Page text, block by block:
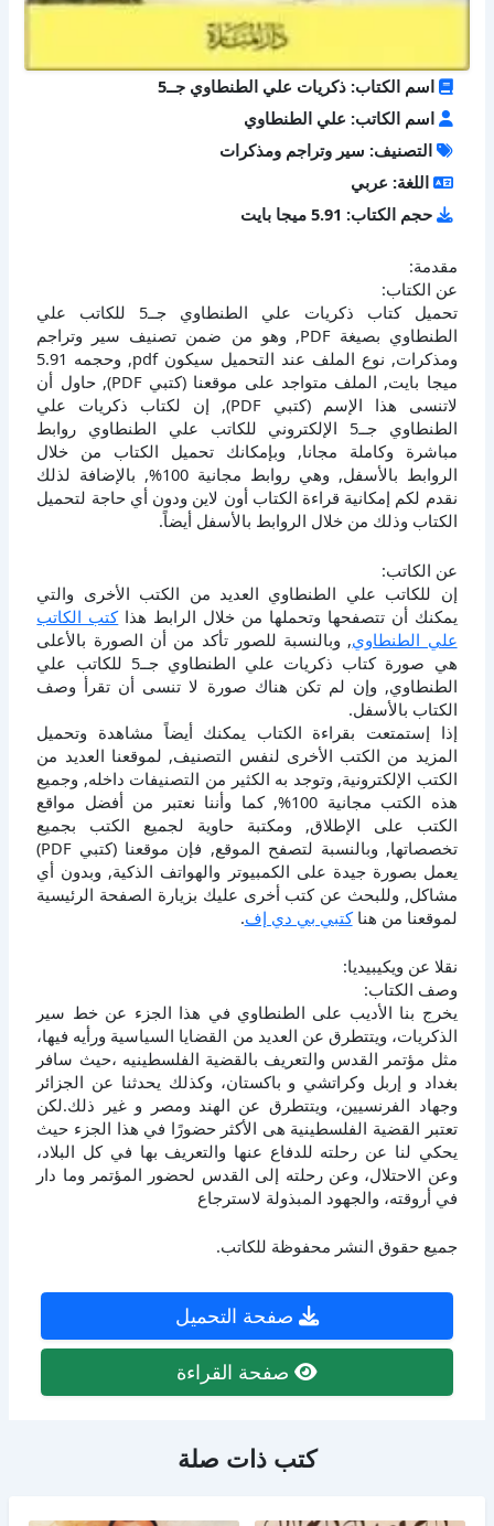
اسم الكتاب: ذكريات علي الطنطاوي جــ5
اسم الكاتب: علي الطنطاوي
التصنيف: سير وتراجم ومذكرات
اللغة: عربي
حجم الكتاب: 5.91 ميجا بايت
مقدمة:
عن الكتاب:
تحميل كتاب ذكريات علي الطنطاوي جــ5 للكاتب علي
الطنطاوي بصيغة PDF, وهو من ضمن تصنيف سير وتراجم
ومذكرات, نوع الملف عند التحميل سيكون pdf, وحجمه 5.91
ميجا بايت, الملف متواجد على موقعنا (كتبي PDF), حاول أن
لاتنسى هذا الإسم (كتبي PDF), إن لكتاب ذكريات علي
الطنطاوي جــ5 الإلكتروني للكاتب علي الطنطاوي روابط
مباشرة وكاملة مجانا, وبإمكانك تحميل الكتاب من خلال
الروابط بالأسفل, وهي روابط مجانية 100%, بالإضافة لذلك
نقدم لكم إمكانية قراءة الكتاب أون لاين ودون أي حاجة لتحميل
الكتاب وذلك من خلال الروابط بالأسفل أيضاً.
عن الكاتب:
إن للكاتب علي الطنطاوي العديد من الكتب الأخرى والتي
يمكنك أن تتصفحها وتحملها من خلال الرابط هذاكتب الكاتب
علي الطنطاوي, وبالنسبة للصور تأكد من أن الصورة بالأعلى
هي صورة كتاب ذكريات علي الطنطاوي جــ5 للكاتب علي
الطنطاوي, وإن لم تكن هناك صورة لا تنسى أن تقرأ وصف
الكتاب بالأسفل.
إذا إستمتعت بقراءة الكتاب يمكنك أيضاً مشاهدة وتحميل
المزيد من الكتب الأخرى لنفس التصنيف, لموقعنا العديد من
الكتب الإلكترونية, وتوجد به الكثير من التصنيفات داخله, وجميع
هذه الكتب مجانية 100%, كما وأننا نعتبر من أفضل مواقع
الكتب على الإطلاق, ومكتبة حاوية لجميع الكتب بجميع
تخصصاتها, وبالنسبة لتصفح الموقع, فإن موقعنا (كتبي PDF)
يعمل بصورة جيدة على الكمبيوتر والهواتف الذكية, وبدون أي
مشاكل, وللبحث عن كتب أخرى عليك بزيارة الصفحة الرئيسية
لموقعنا من هناكتبي بي دي إف.
نقلا عن ويكيبيديا:
وصف الكتاب:
يخرج بنا الأديب على الطنطاوي في هذا الجزء عن خط سير
الذكريات، ويتتطرق عن العديد من القضايا السياسية ورأيه فيها،
مثل مؤتمر القدس والتعريف بالقضية الفلسطينيه ،حيث سافر
بغداد و إربل وكراتشي و باكستان، وكذلك يحدثنا عن الجزائر
وجهاد الفرنسيين، ويتتطرق عن الهند ومصر و غير ذلك.لكن
تعتبر القضية الفلسطينية هى الأكثر حضورًا في هذا الجزء حيث
يحكي لنا عن رحلته للدفاع عنها والتعريف بها في كل البلاد،
وعن الاحتلال، وعن رحلته إلى القدس لحضور المؤتمر وما دار
في أروقته، والجهود المبذولة لاسترجاع
جميع حقوق النشر محفوظة للكاتب.
صفحة التحميل
صفحة القراءة
كتب ذات صلة